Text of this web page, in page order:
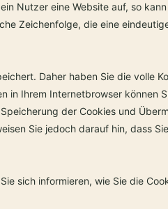
Nutzer eine Website auf, so
Zeichenfolge, die eine
Daher haben Sie die volle
in Ihrem Internetbrowser
der Cookies und
Sie jedoch darauf hin, dass
sich informieren, wie Sie die